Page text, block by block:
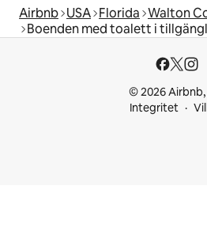
Airbnb USA Florida Walton
Boenden med toalett i
© 2026 Airbnb,
Integritet